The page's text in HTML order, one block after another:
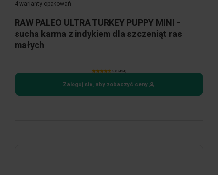
4 warianty opakowań
RAW PALEO ULTRA TURKEY PUPPY MINI -
sucha karma z indykiem dla szczeniąt ras
małych
5.0 (494)
Zaloguj się, aby zobaczyć ceny